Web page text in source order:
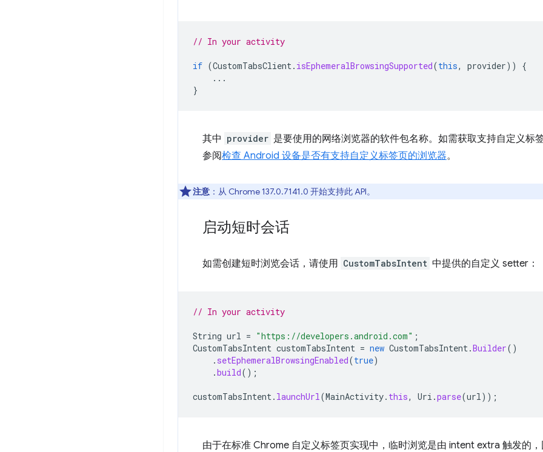
// In your activity
if (CustomTabsClient. isEphemeralBrowsingSupported(this, provider))
{
...
}
其中 provider 是要使用的网络浏览器的软件包名称。如需获取支持自定义标
参阅检查 Android 设备是否有支持自定义标签页的浏览器。
注意 ：从 Chrome 137.0.7141.0 开始支持此 API。
启动短时会话
如需创建短时浏览会话，请使用 CustomTabsIntent 中提供的自定义 setter：
// In your activity
String url = "https://developers.android.com" ;
CustomTabsIntent customTabsIntent = new CustomTabsIntent.Builder()
. setEphemeralBrowsingEnabled(true)
.build();
customTabsIntent. launchUrl(MainActivity. this, Uri .parse(url));
由于在标准 Chrome 自定义标签页实现中，临时浏览是由 intent extra 触发的